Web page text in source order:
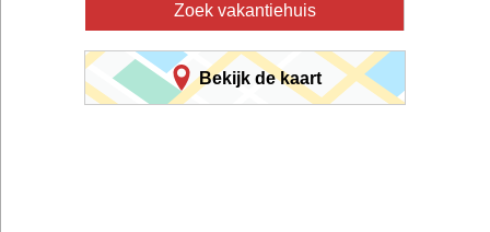
Zoek vakantiehuis
Bekijk de kaart